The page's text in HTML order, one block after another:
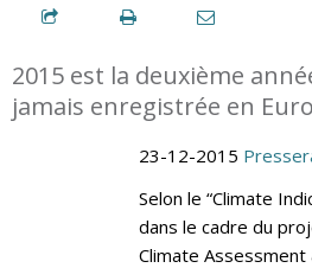
2015 est la deuxième
jamais enregistrée en
23-12-2015
Selon le “Climate
dans le cadre du
Climate